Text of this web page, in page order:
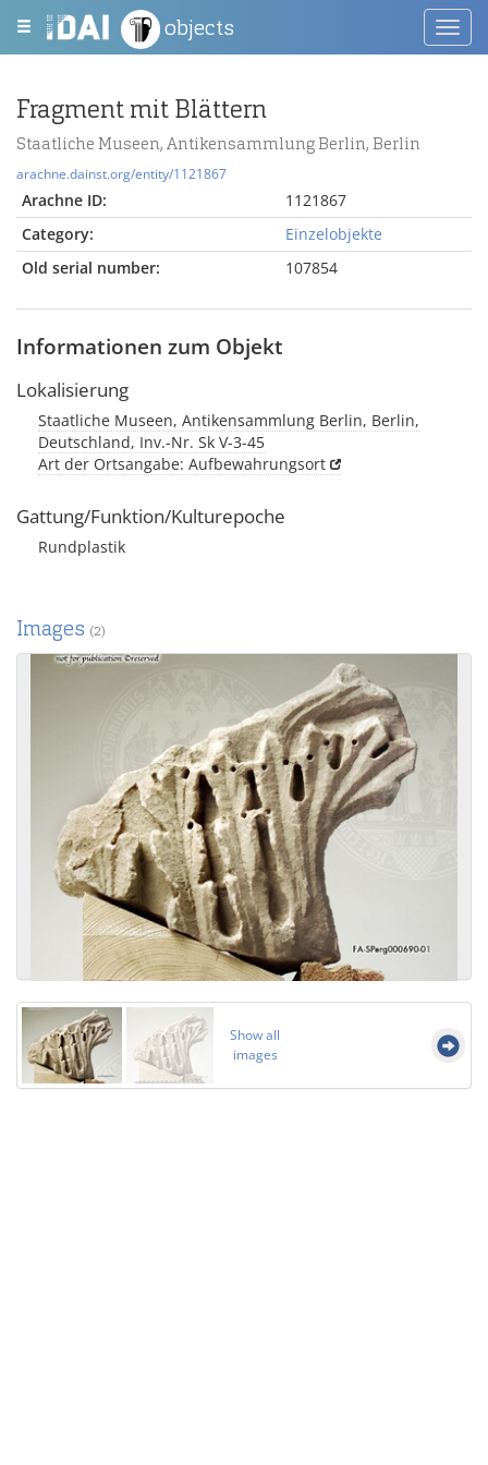
objects
Fragment mit Blättern
Staatliche Museen, Antikensammlung Berlin, Berlin
arachne.dainst.org/entity/1121867
Arachne ID:
1121867
Category:
Einzelobjekte
Old serial number:
107854
Informationen zum Objekt
Lokalisierung
Staatliche Museen, Antikensammlung Berlin, Berlin,
Deutschland, Inv.-Nr. Sk V-3-45
Art der Ortsangabe: Aufbewahrungsort
Gattung/Funktion/Kulturepoche
Rundplastik
Images (2)
Show all
images